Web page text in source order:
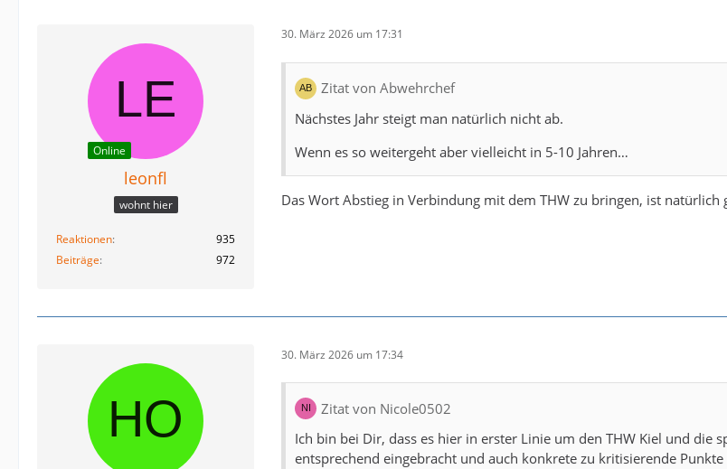
Online
leonfl
wohnt hier
Reaktionen
935
Beiträge
972
30. März 2026 um 17:31
Zitat von Abwehrchef
Nächstes Jahr steigt man natürlich nicht ab.
Wenn es so weitergeht aber vielleicht in 5-10 Jahren…
Das Wort Abstieg in Verbindung mit dem THW zu bringen, ist natürlich
30. März 2026 um 17:34
Zitat von Nicole0502
Ich bin bei Dir, dass es hier in erster Linie um den THW Kiel und die
entsprechend eingebracht und auch konkrete zu kritisierende Punkte